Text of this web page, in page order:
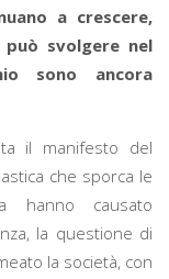
a crescere,
svolgere nel
sono ancora
il manifesto del
che sporca le
hanno causato
la questione di
la società, con